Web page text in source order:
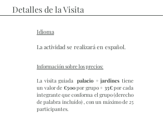
Detalles de la Visita
Idioma
La actividad se realizará en español.
Información sobre los precios:
La visita guiadapalacio + jardines tiene
un valor de €500por grupo + 35€por cada
integrante que conforma el grupo (derecho
de palabra incluído) , con un máximo de 25
participantes.